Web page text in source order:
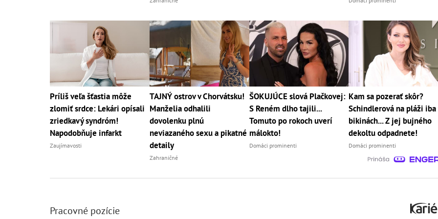
Príliš veľa šťastia môže
zlomiť srdce: Lekári opísali
zriedkavý syndróm!
Napodobňuje infarkt
Zaujímavosti
TAJNÝ ostrov v Chorvátsku!
Manželia odhalili
dovolenku plnú
neviazaného sexu a pikatné
detaily
Zahraničné
ŠOKUJÚCE slová Plačkovej:
S Reném dlho tajili...
Tomuto po rokoch uverí
málokto!
Domáci prominenti
Kam sa pozerať skôr?
Schindlerová na pláži iba
bikinách... Z jej bujného
dekoltu odpadnete!
Domáci prominenti
Pracovné pozície